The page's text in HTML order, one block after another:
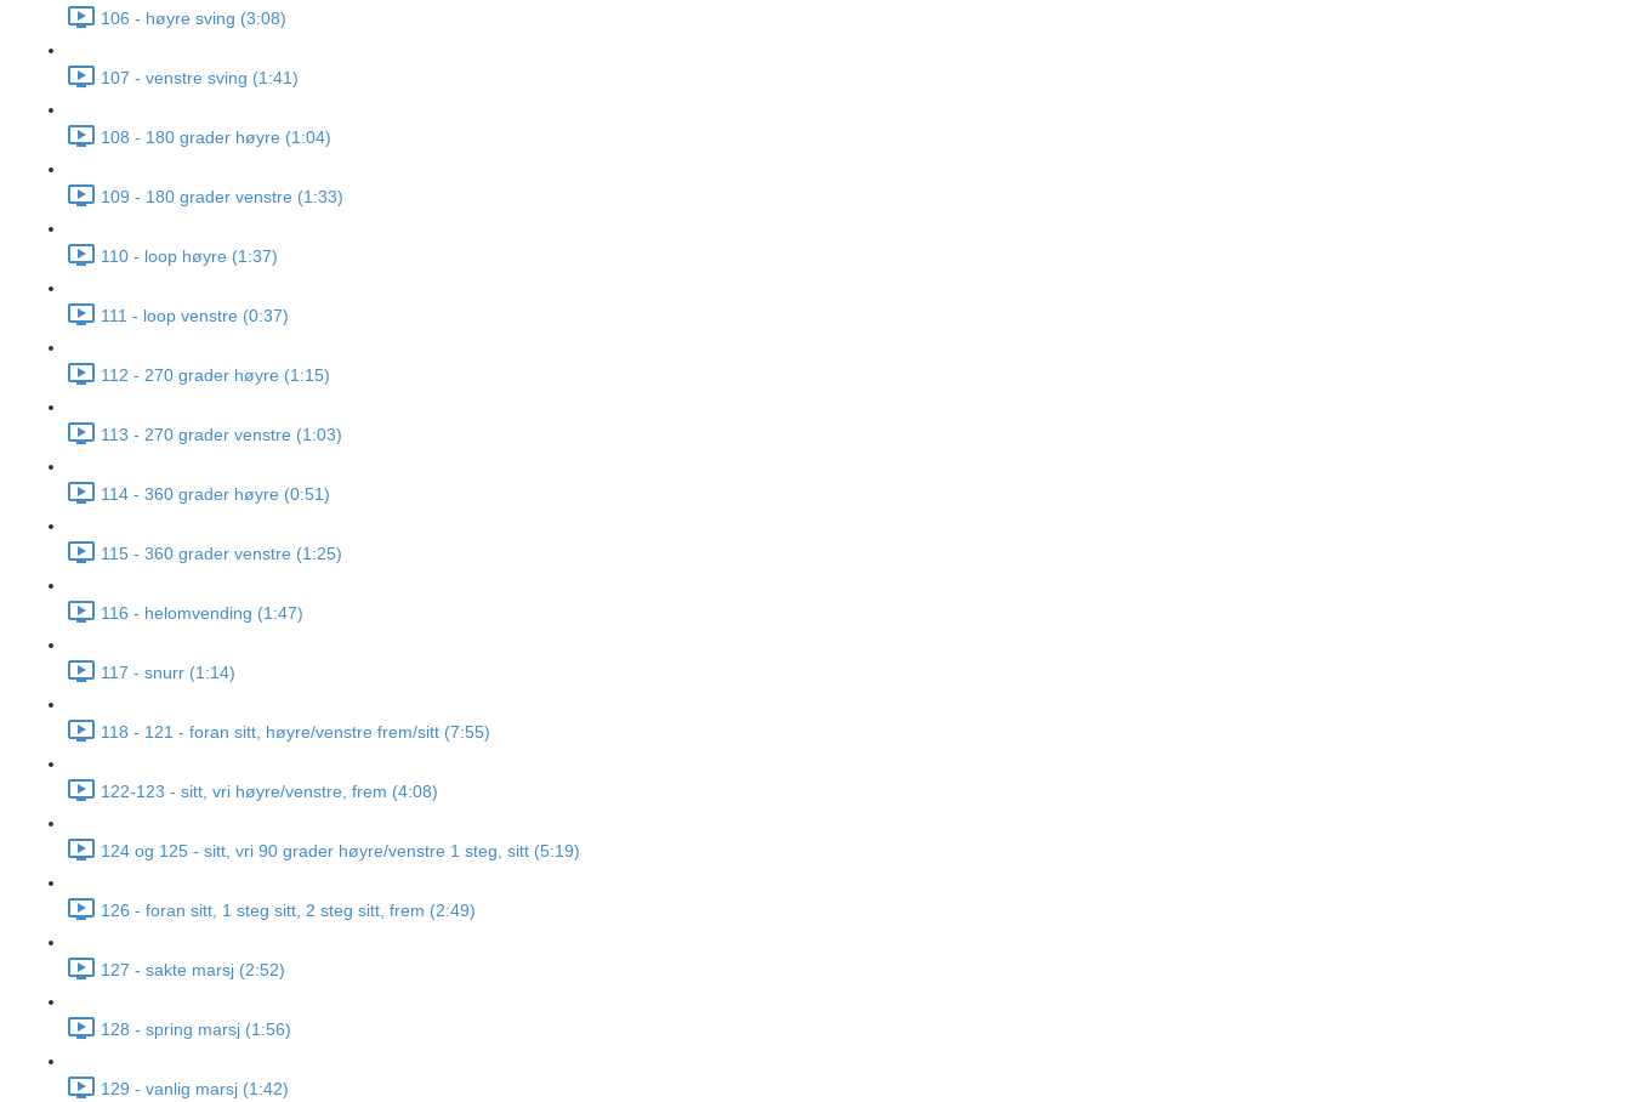
106 - høyre sving (3:08)
107 - venstre sving (1:41)
108 - 180 grader høyre (1:04)
109 - 180 grader venstre (1:33)
110 - loop høyre (1:37)
111 - loop venstre (0:37)
112 - 270 grader høyre (1:15)
113 - 270 grader venstre (1:03)
114 - 360 grader høyre (0:51)
115 - 360 grader venstre (1:25)
116 - helomvending (1:47)
117 - snurr (1:14)
118 - 121 - foran sitt, høyre/venstre frem/sitt (7:55)
122-123 - sitt, vri høyre/venstre, frem (4:08)
124 og 125 - sitt, vri 90 grader høyre/venstre 1 steg, sitt (5:19)
126 - foran sitt, 1 steg sitt, 2 steg sitt, frem (2:49)
127 - sakte marsj (2:52)
128 - spring marsj (1:56)
129 - vanlig marsj (1:42)